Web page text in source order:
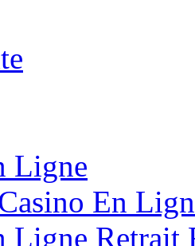
Ligne
En
Ligne Retrait